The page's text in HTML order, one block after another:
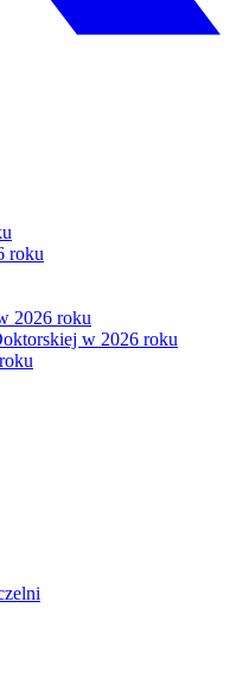
roku
2026 roku
w 2026 roku